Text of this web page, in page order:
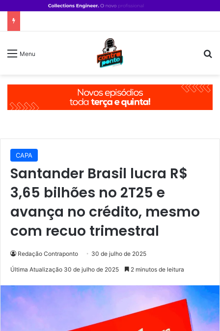
Menu
CAPA
Santander Brasil lucra R$
3,65 bilhões no 2T25 e
avança no crédito, mesmo
com recuo trimestral
Redação Contraponto 30 de julho de 2025
Última Atualização 30 de julho de 2025 2 minutos de leitura